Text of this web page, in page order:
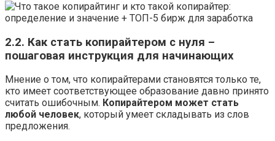
2.2. Как стать копирайтером с нуля –
пошаговая инструкция для начинающих
Мнение о том, что копирайтерами становятся только те,
кто имеет соответствующее образование давно принято
считать ошибочным. Копирайтером может стать
любой человек, который умеет складывать из слов
предложения.